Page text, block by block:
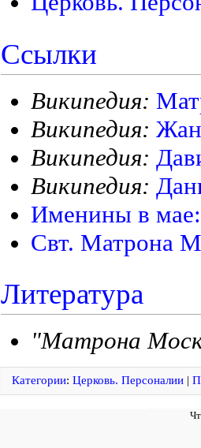
Ссылки
Википедия:
Википедия:
Википедия:
Википедия:
Именины в мае:
Свт. Матрона
Литература
"Матрона
Категории: Церковь. Персоналии|